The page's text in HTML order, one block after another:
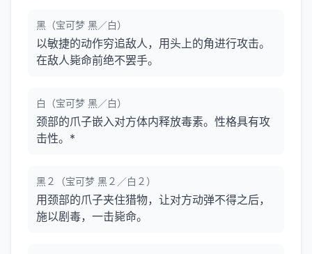
黑（宝可梦 黑／白）
以敏捷的动作穷追敌人，用头上的角进行攻击。
在敌人毙命前绝不罢手。
白（宝可梦 黑／白）
颈部的爪子嵌入对方体内释放毒素。性格具有攻
击性。*
黑２（宝可梦 黑２／白２）
用颈部的爪子夹住猎物，让对方动弹不得之后，
施以剧毒，一击毙命。